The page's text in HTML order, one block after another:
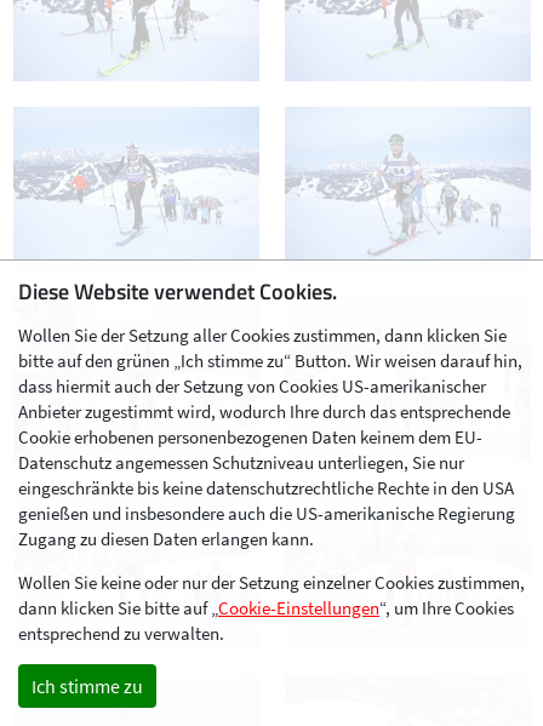
Diese Website verwendet Cookies.
Wollen Sie der Setzung aller Cookies zustimmen, dann klicken Sie
bitte auf den grünen „Ich stimme zu“ Button. Wir weisen darauf hin,
dass hiermit auch der Setzung von Cookies US-amerikanischer
Anbieter zugestimmt wird, wodurch Ihre durch das entsprechende
Cookie erhobenen personenbezogenen Daten keinem dem EU-
Datenschutz angemessen Schutzniveau unterliegen, Sie nur
eingeschränkte bis keine datenschutzrechtliche Rechte in den USA
genießen und insbesondere auch die US-amerikanische Regierung
Zugang zu diesen Daten erlangen kann.
Wollen Sie keine oder nur der Setzung einzelner Cookies zustimmen,
dann klicken Sie bitte auf „Cookie-Einstellungen“, um Ihre Cookies
entsprechend zu verwalten.
Ich stimme zu